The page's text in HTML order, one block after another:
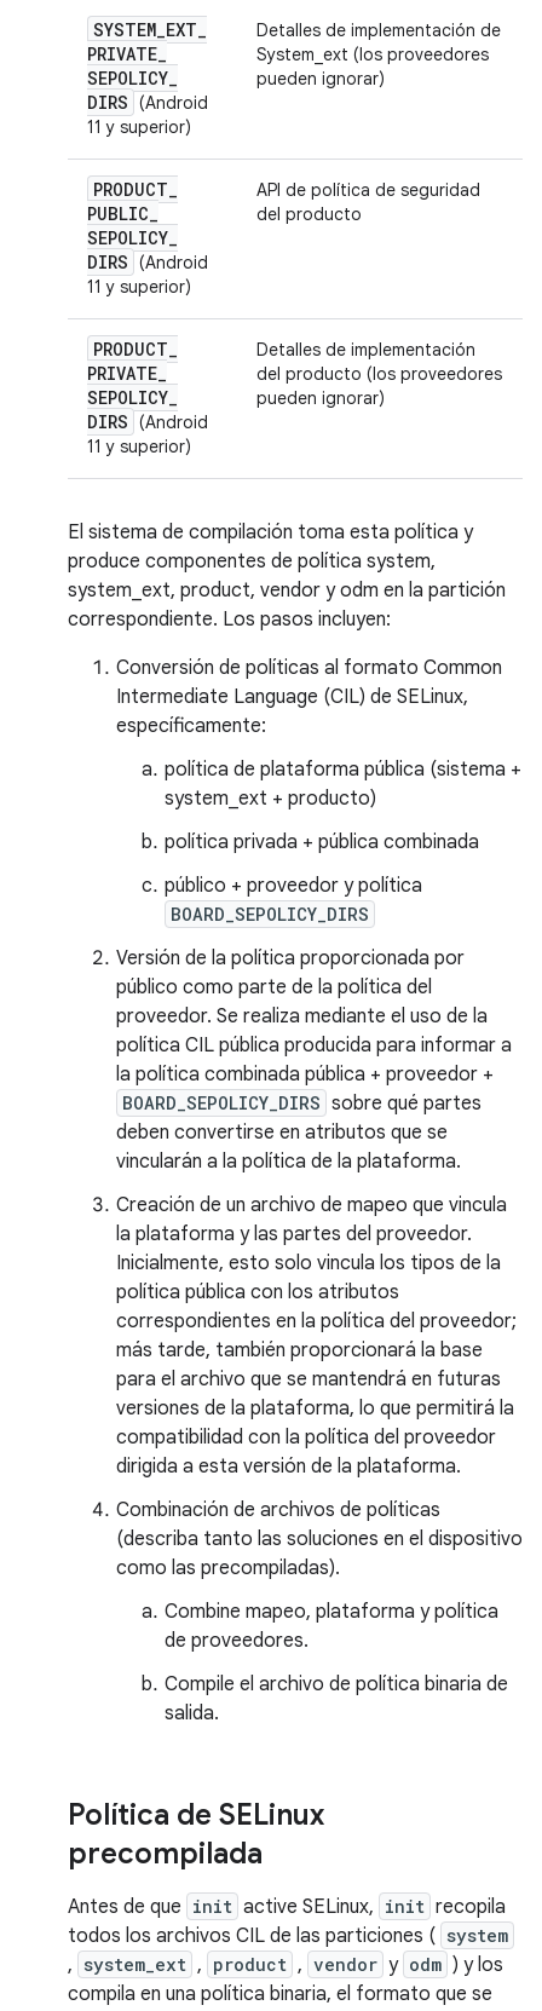
SYSTEM_EXT_
PRIVATE_
SEPOLICY_
DIRS (Android
11 y superior)
Detalles de implementación de
System_ext (los proveedores
pueden ignorar)
PRODUCT_
PUBLIC_
SEPOLICY_
DIRS (Android
11 y superior)
API de política de seguridad
del producto
PRODUCT_
PRIVATE_
SEPOLICY_
DIRS (Android
11 y superior)
Detalles de implementación
del producto (los proveedores
pueden ignorar)
El sistema de compilación toma esta política y
produce componentes de política system,
system_ext, product, vendor y odm en la partición
correspondiente. Los pasos incluyen:
Conversión de políticas al formato Common
Intermediate Language (CIL) de SELinux,
específicamente:
política de plataforma pública (sistema +
system_ext + producto)
política privada + pública combinada
público + proveedor y política
BOARD_SEPOLICY_DIRS
Versión de la política proporcionada por
público como parte de la política del
proveedor. Se realiza mediante el uso de la
política CIL pública producida para informar a
la política combinada pública + proveedor +
BOARD_SEPOLICY_DIRS sobre qué partes
deben convertirse en atributos que se
vincularán a la política de la plataforma.
Creación de un archivo de mapeo que vincula
la plataforma y las partes del proveedor.
Inicialmente, esto solo vincula los tipos de la
política pública con los atributos
correspondientes en la política del proveedor;
más tarde, también proporcionará la base
para el archivo que se mantendrá en futuras
versiones de la plataforma, lo que permitirá la
compatibilidad con la política del proveedor
dirigida a esta versión de la plataforma.
Combinación de archivos de políticas
(describa tanto las soluciones en el dispositivo
como las precompiladas).
Combine mapeo, plataforma y política
de proveedores.
Compile el archivo de política binaria de
salida.
Política de SELinux
precompilada
Antes de que init active SELinux, init recopila
todos los archivos CIL de las particiones ( system
, system_ext , product , vendor y odm ) y los
compila en una política binaria, el formato que se